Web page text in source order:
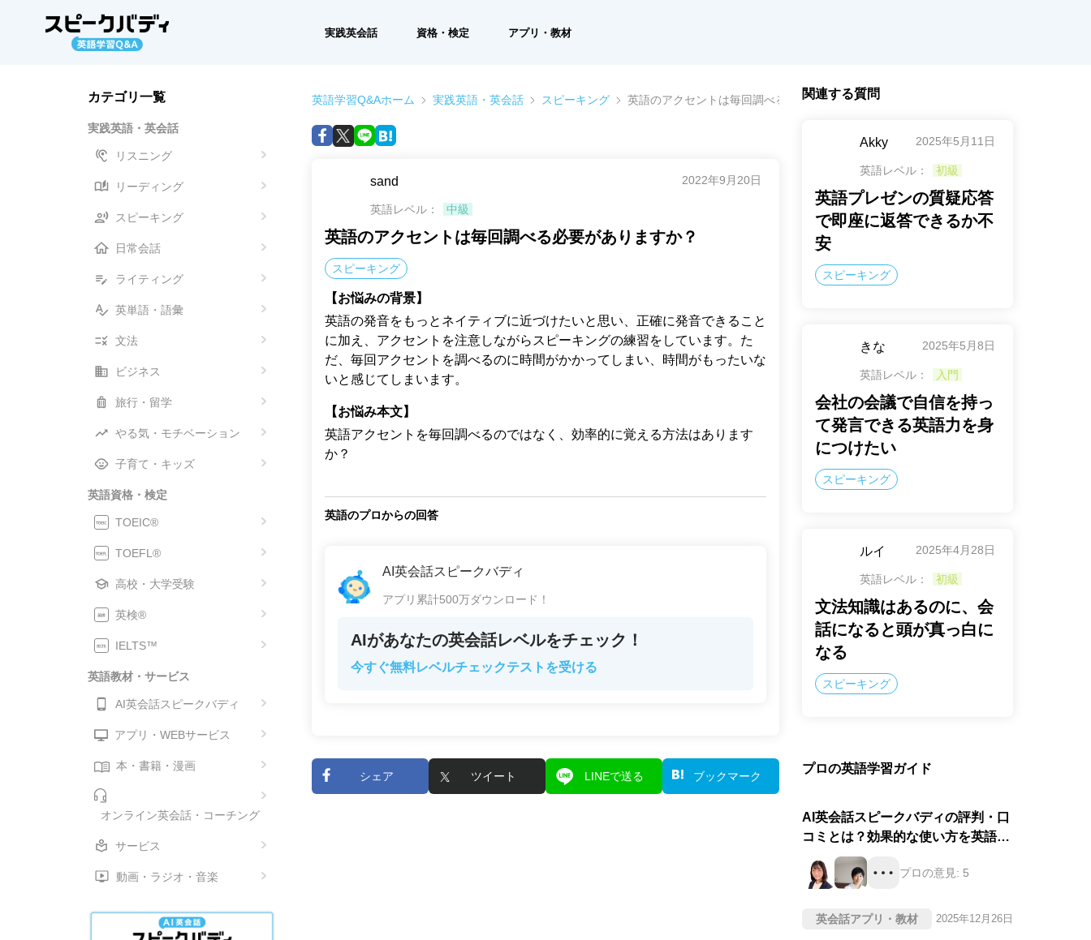
実践英会話 資格・検定 アプリ・教材
カテゴリ一覧
実践英語・英会話
リスニング
リーディング
スピーキング
日常会話
ライティング
英単語・語彙
文法
ビジネス
旅行・留学
やる気・モチベーション
子育て・キッズ
英語資格・検定
TOEIC®
TOEFL®
高校・大学受験
英検®
IELTS™
英語教材・サービス
AI英会話スピークバディ
アプリ・WEBサービス
本・書籍・漫画
オンライン英会話・コーチング
サービス
動画・ラジオ・音楽
英語学習Q&Aホーム 実践英語・英会話 スピーキング 英語のアクセントは毎回調べる必要がありますか？
sand 2022年9月20日
英語レベル： 中級
英語のアクセントは毎回調べる必要がありますか？
スピーキング
【お悩みの背景】
英語の発音をもっとネイティブに近づけたいと思い、正確に発音できること
に加え、アクセントを注意しながらスピーキングの練習をしています。た
だ、毎回アクセントを調べるのに時間がかかってしまい、時間がもったいな
いと感じてしまいます。
【お悩み本文】
英語アクセントを毎回調べるのではなく、効率的に覚える方法はあります
か？
英語のプロからの回答
AI英会話スピークバディ
アプリ累計500万ダウンロード！
AIがあなたの英会話レベルをチェック！
今すぐ無料レベルチェックテストを受ける
シェア ツイート LINEで送る ブックマーク
関連する質問
Akky 2025年5月11日
英語レベル： 初級
英語プレゼンの質疑応答
で即座に返答できるか不
安
スピーキング
きな 2025年5月8日
英語レベル： 入門
会社の会議で自信を持っ
て発言できる英語力を身
につけたい
スピーキング
ルイ 2025年4月28日
英語レベル： 初級
文法知識はあるのに、会
話になると頭が真っ白に
なる
スピーキング
プロの英語学習ガイド
AI英会話スピークバディの評判・口
コミとは？効果的な使い方を英語の
プロが徹底評価！
プロの意見: 5
英会話アプリ・教材 2025年12月26日